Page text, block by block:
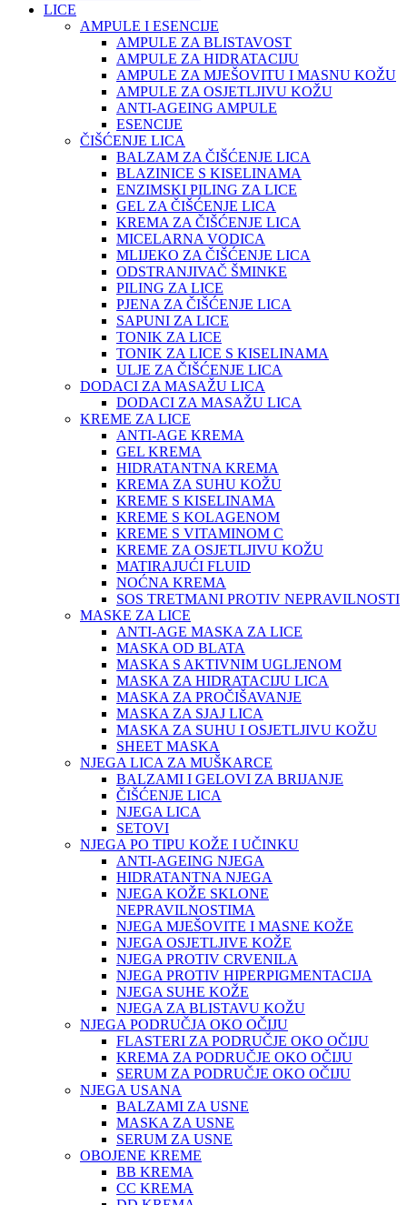
LICE
AMPULE I ESENCIJE
AMPULE ZA BLISTAVOST
AMPULE ZA HIDRATACIJU
AMPULE ZA MJEŠOVITU I MASNU KOŽU
AMPULE ZA OSJETLJIVU KOŽU
ANTI-AGEING AMPULE
ESENCIJE
ČIŠĆENJE LICA
BALZAM ZA ČIŠĆENJE LICA
BLAZINICE S KISELINAMA
ENZIMSKI PILING ZA LICE
GEL ZA ČIŠĆENJE LICA
KREMA ZA ČIŠĆENJE LICA
MICELARNA VODICA
MLIJEKO ZA ČIŠĆENJE LICA
ODSTRANJIVAČ ŠMINKE
PILING ZA LICE
PJENA ZA ČIŠĆENJE LICA
SAPUNI ZA LICE
TONIK ZA LICE
TONIK ZA LICE S KISELINAMA
ULJE ZA ČIŠĆENJE LICA
DODACI ZA MASAŽU LICA
DODACI ZA MASAŽU LICA
KREME ZA LICE
ANTI-AGE KREMA
GEL KREMA
HIDRATANTNA KREMA
KREMA ZA SUHU KOŽU
KREME S KISELINAMA
KREME S KOLAGENOM
KREME S VITAMINOM C
KREME ZA OSJETLJIVU KOŽU
MATIRAJUĆI FLUID
NOĆNA KREMA
SOS TRETMANI PROTIV NEPRAVILNOSTI
MASKE ZA LICE
ANTI-AGE MASKA ZA LICE
MASKA OD BLATA
MASKA S AKTIVNIM UGLJENOM
MASKA ZA HIDRATACIJU LICA
MASKA ZA PROČIŠAVANJE
MASKA ZA SJAJ LICA
MASKA ZA SUHU I OSJETLJIVU KOŽU
SHEET MASKA
NJEGA LICA ZA MUŠKARCE
BALZAMI I GELOVI ZA BRIJANJE
ČIŠĆENJE LICA
NJEGA LICA
SETOVI
NJEGA PO TIPU KOŽE I UČINKU
ANTI-AGEING NJEGA
HIDRATANTNA NJEGA
NJEGA KOŽE SKLONE
NEPRAVILNOSTIMA
NJEGA MJEŠOVITE I MASNE KOŽE
NJEGA OSJETLJIVE KOŽE
NJEGA PROTIV CRVENILA
NJEGA PROTIV HIPERPIGMENTACIJA
NJEGA SUHE KOŽE
NJEGA ZA BLISTAVU KOŽU
NJEGA PODRUČJA OKO OČIJU
FLASTERI ZA PODRUČJE OKO OČIJU
KREMA ZA PODRUČJE OKO OČIJU
SERUM ZA PODRUČJE OKO OČIJU
NJEGA USANA
BALZAMI ZA USNE
MASKA ZA USNE
SERUM ZA USNE
OBOJENE KREME
BB KREMA
CC KREMA